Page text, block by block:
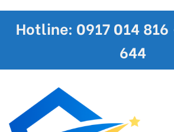
Hotline: 0917 014
644